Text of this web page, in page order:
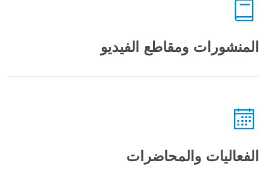
المنشورات ومقاطع الفيديو
الفعاليات والمحاضرات